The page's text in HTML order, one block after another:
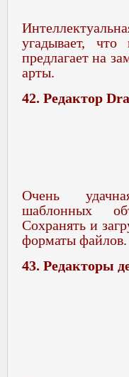
угадывает,
предлагает на
арты.
42. Редактор
Очень
шаблонных
Сохранять и
форматы файлов.
43. Редакторы